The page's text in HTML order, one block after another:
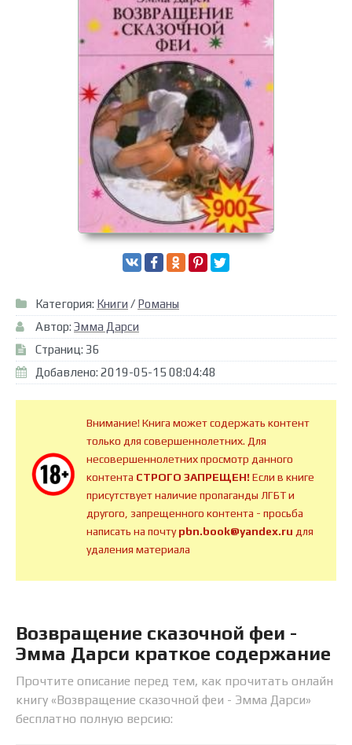
Категория: Книги / Романы
Автор: Эмма Дарси
Страниц: 36
Добавлено: 2019-05-15 08:04:48
Внимание! Книга может содержать контент
только для совершеннолетних. Для
несовершеннолетних просмотр данного
контента СТРОГО ЗАПРЕЩЕН!Если в книге
присутствует наличие пропаганды ЛГБТ и
другого, запрещенного контента - просьба
написать на почтуpbn.book@yandex.ru для
удаления материала
Возвращение сказочной феи -
Эмма Дарси краткое содержание
Прочтите описание перед тем, как прочитать онлайн
книгу «Возвращение сказочной феи - Эмма Дарси»
бесплатно полную версию: